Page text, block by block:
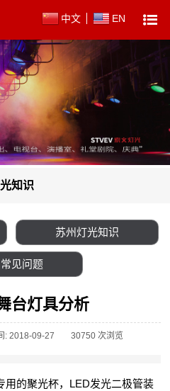
中文 EN
知识
苏州灯光知识
见问题
台灯具分析
: 2018-09-27 30750 次浏览
的聚光杯，LED发光二极管装